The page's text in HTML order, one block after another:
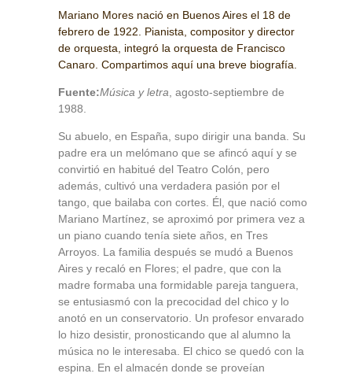
Mariano Mores nació en Buenos Aires el 18 de
febrero de 1922. Pianista, compositor y director
de orquesta, integró la orquesta de Francisco
Canaro. Compartimos aquí una breve biografía.
Fuente:Música y letra , agosto-septiembre de
1988.
Su abuelo, en España, supo dirigir una banda. Su
padre era un melómano que se afincó aquí y se
convirtió en habitué del Teatro Colón, pero
además, cultivó una verdadera pasión por el
tango, que bailaba con cortes. Él, que nació como
Mariano Martínez, se aproximó por primera vez a
un piano cuando tenía siete años, en Tres
Arroyos. La familia después se mudó a Buenos
Aires y recaló en Flores; el padre, que con la
madre formaba una formidable pareja tanguera,
se entusiasmó con la precocidad del chico y lo
anotó en un conservatorio. Un profesor envarado
lo hizo desistir, pronosticando que al alumno la
música no le interesaba. El chico se quedó con la
espina. En el almacén donde se proveían